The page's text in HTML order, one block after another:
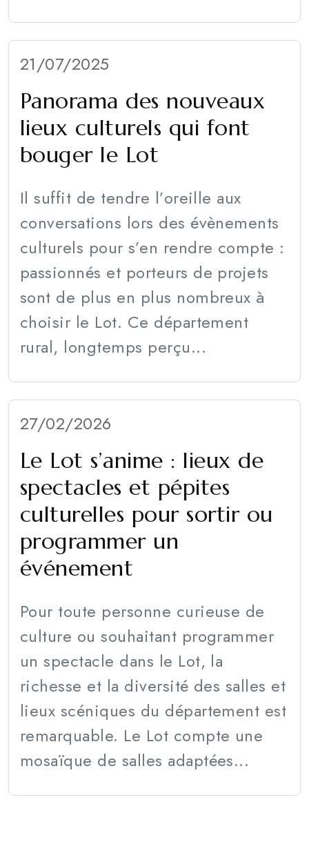
21/07/2025
Panorama des nouveaux
lieux culturels qui font
bouger le Lot
Il suffit de tendre l’oreille aux
conversations lors des évènements
culturels pour s’en rendre compte :
passionnés et porteurs de projets
sont de plus en plus nombreux à
choisir le Lot. Ce département
rural, longtemps perçu...
27/02/2026
Le Lot s’anime : lieux de
spectacles et pépites
culturelles pour sortir ou
programmer un
événement
Pour toute personne curieuse de
culture ou souhaitant programmer
un spectacle dans le Lot, la
richesse et la diversité des salles et
lieux scéniques du département est
remarquable. Le Lot compte une
mosaïque de salles adaptées...